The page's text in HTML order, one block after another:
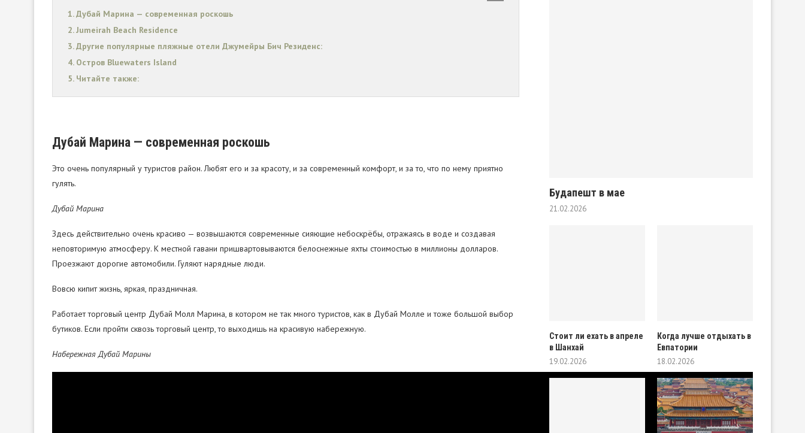
Дубай Марина — современная роскошь
Jumeirah Beach Residence
Другие популярные пляжные отели Джумейры Бич Резиденс:
Остров Bluewaters Island
Читайте также:
Дубай Марина — современная роскошь
Это очень популярный у туристов район. Любят его и за красоту, и за современный комфорт, и за то, что по нему приятно
гулять.
Дубай Марина
Здесь действительно очень красиво — возвышаются современные сияющие небоскрёбы, отражаясь в воде и создавая
неповторимую атмосферу. К местной гавани пришвартовываются белоснежные яхты стоимостью в миллионы долларов.
Проезжают дорогие автомобили. Гуляют нарядные люди.
Вовсю кипит жизнь, яркая, праздничная.
Работает торговый центр Дубай Молл Марина, в котором не так много туристов, как в Дубай Молле и тоже большой выбор
бутиков. Если пройти сквозь торговый центр, то выходишь на красивую набережную.
НабережнаяДубай Марины
Будапешт в мае
21.02.2026
Стоит ли ехать в апреле
в Шанхай
19.02.2026
Когда лучше отдыхать в
Евпатории
18.02.2026